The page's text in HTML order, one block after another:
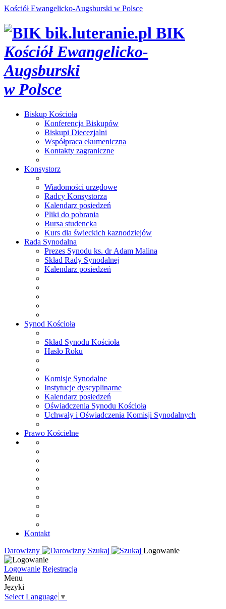
Kościół Ewangelicko-Augsburski w Polsce
bik.luteranie.pl BIK
Kościół Ewangelicko-
Augsburski
w Polsce
Biskup Kościoła
Konferencja Biskupów
Biskupi Diecezjalni
Współpraca ekumeniczna
Kontakty zagraniczne
Konsystorz
Wiadomości urzędowe
Radcy Konsystorza
Kalendarz posiedzeń
Pliki do pobrania
Bursa studencka
Kurs dla świeckich kaznodziejów
Rada Synodalna
Prezes Synodu ks. dr Adam Malina
Skład Rady Synodalnej
Kalendarz posiedzeń
Synod Kościoła
Skład Synodu Kościoła
Hasło Roku
Komisje Synodalne
Instytucje dyscyplinarne
Kalendarz posiedzeń
Oświadczenia Synodu Kościoła
Uchwały i Oświadczenia Komisji Synodalnych
Prawo Kościelne
Kontakt
Darowizny
Szukaj Logowanie
Logowanie Rejestracja
Menu
Języki
Select Language ▼